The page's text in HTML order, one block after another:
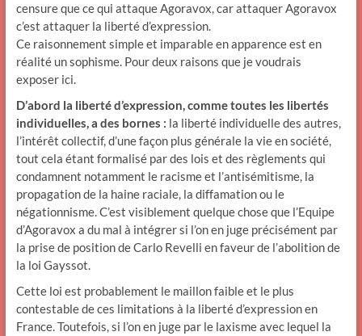
censure que ce qui attaque Agoravox, car attaquer Agoravox
c’est attaquer la liberté d’expression.
Ce raisonnement simple et imparable en apparence est en
réalité un sophisme. Pour deux raisons que je voudrais
exposer ici.
D’abord la liberté d’expression, comme toutes les libertés
individuelles, a des bornes : la liberté individuelle des autres,
l’intérêt collectif, d’une façon plus générale la vie en société,
tout cela étant formalisé par des lois et des règlements qui
condamnent notamment le racisme et l’antisémitisme, la
propagation de la haine raciale, la diffamation ou le
négationnisme. C’est visiblement quelque chose que l’Equipe
d’Agoravox a du mal à intégrer si l’on en juge précisément par
la prise de position de Carlo Revelli en faveur de l’abolition de
la loi Gayssot.
Cette loi est probablement le maillon faible et le plus
contestable de ces limitations à la liberté d’expression en
France. Toutefois, si l’on en juge par le laxisme avec lequel la